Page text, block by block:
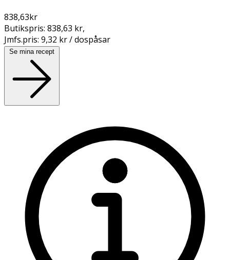
838,63kr
Butikspris: 838,63 kr,
Jmfs.pris: 9,32 kr / dospåsar
Se mina recept